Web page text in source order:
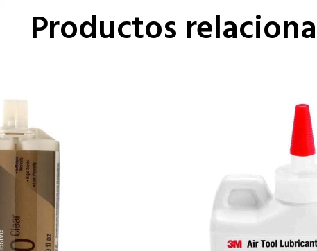
Productos